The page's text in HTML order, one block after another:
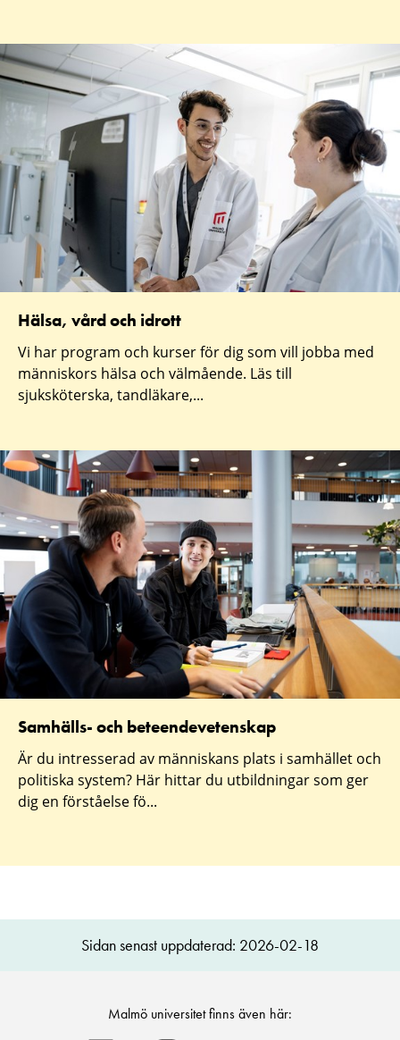
Hälsa, vård och idrott
Vi har program och kurser för dig som vill jobba med
människors hälsa och välmående. Läs till
sjuksköterska, tandläkare,...
Samhälls- och beteendevetenskap
Är du intresserad av människans plats i samhället och
politiska system? Här hittar du utbildningar som ger
dig en förståelse fö...
Sidan senast uppdaterad: 2026-02-18
Malmö universitet finns även här: